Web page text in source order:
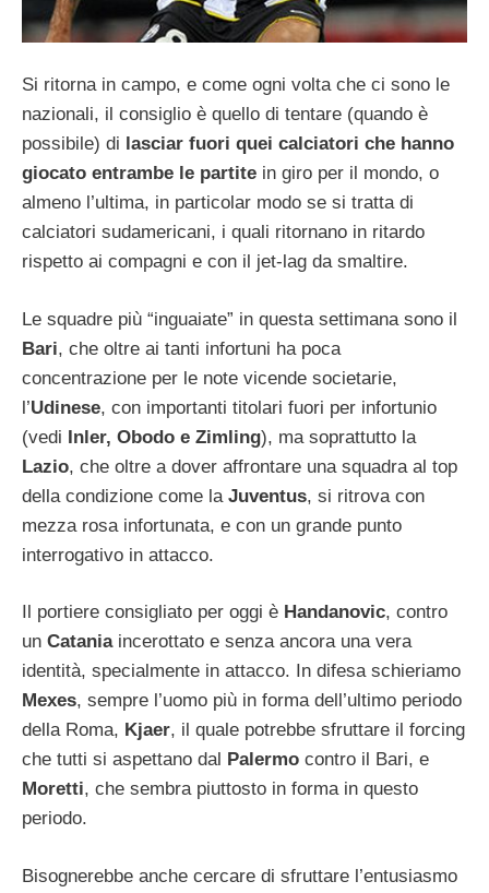
Si ritorna in campo, e come ogni volta che ci sono le
nazionali, il consiglio è quello di tentare (quando è
possibile) di lasciar fuori quei calciatori che hanno
giocato entrambe le partite in giro per il mondo, o
almeno l’ultima, in particolar modo se si tratta di
calciatori sudamericani, i quali ritornano in ritardo
rispetto ai compagni e con il jet-lag da smaltire.
Le squadre più “inguaiate” in questa settimana sono il
Bari, che oltre ai tanti infortuni ha poca
concentrazione per le note vicende societarie,
l’Udinese, con importanti titolari fuori per infortunio
(vedi Inler, Obodo e Zimling), ma soprattutto la
Lazio, che oltre a dover affrontare una squadra al top
della condizione come la Juventus, si ritrova con
mezza rosa infortunata, e con un grande punto
interrogativo in attacco.
Il portiere consigliato per oggi è Handanovic, contro
un Catania incerottato e senza ancora una vera
identità, specialmente in attacco. In difesa schieriamo
Mexes, sempre l’uomo più in forma dell’ultimo periodo
della Roma, Kjaer, il quale potrebbe sfruttare il forcing
che tutti si aspettano dal Palermo contro il Bari, e
Moretti, che sembra piuttosto in forma in questo
periodo.
Bisognerebbe anche cercare di sfruttare l’entusiasmo